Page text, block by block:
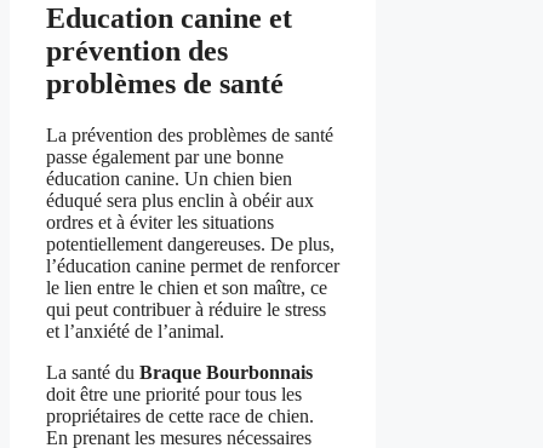
Education canine et
prévention des
problèmes de santé
La prévention des problèmes de santé
passe également par une bonne
éducation canine. Un chien bien
éduqué sera plus enclin à obéir aux
ordres et à éviter les situations
potentiellement dangereuses. De plus,
l’éducation canine permet de renforcer
le lien entre le chien et son maître, ce
qui peut contribuer à réduire le stress
et l’anxiété de l’animal.
La santé du Braque Bourbonnais
doit être une priorité pour tous les
propriétaires de cette race de chien.
En prenant les mesures nécessaires